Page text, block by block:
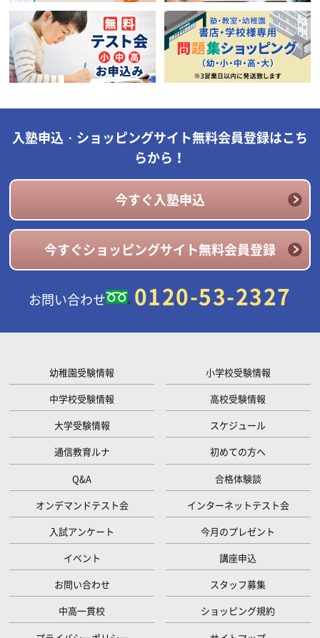
入塾申込・ショッピングサイト無料会員登録はこち
らから！
今すぐ入塾申込
今すぐショッピングサイト無料会員登録
お問い合わせ 0120-53-2327
幼稚園受験情報
小学校受験情報
中学校受験情報
高校受験情報
大学受験情報
スケジュール
通信教育ルナ
初めての方へ
Q&A
合格体験談
オンデマンドテスト会
インターネットテスト会
入試アンケート
今月のプレゼント
イベント
講座申込
お問い合わせ
スタッフ募集
中高一貫校
ショッピング規約